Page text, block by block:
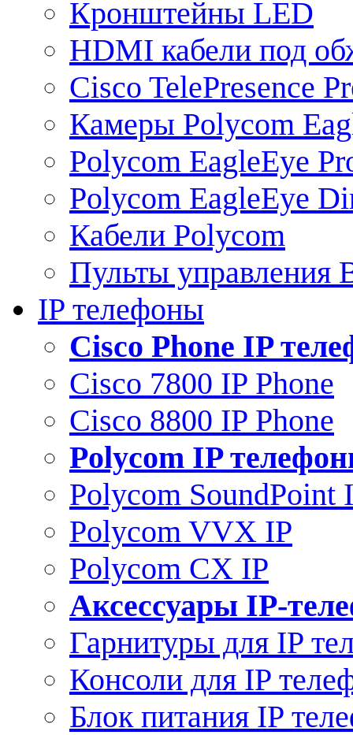
Кронштейны LED
HDMI кабели под
Cisco TelePresence
Камеры Polycom
Polycom EagleEye
Polycom EagleEye
Кабели Polycom
Пульты управления
IP телефоны
Сisco Phone IP
Cisco 7800 IP Phone
Cisco 8800 IP Phone
Polycom IP
Polycom SoundPoint
Polycom VVX IP
Polycom CX IP
Аксессуары IP-
Гарнитуры для IP
Консоли для IP
Блок питания IP